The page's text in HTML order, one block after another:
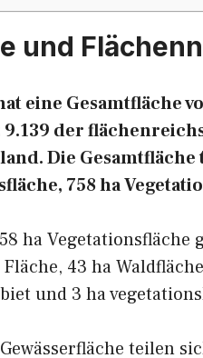
und
eine Gesamtfläche
9.139 der
Die
758 ha
ha
43 ha
und 3 ha
teilen